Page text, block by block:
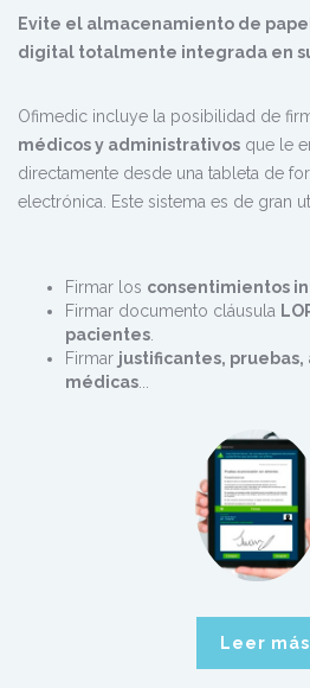
Evite el almacenamiento de
digital totalmente integrada en
Ofimedic incluye la posibilidad de
médicos y administrativos que le
directamente desde una tableta de
electrónica. Este sistema es de gran
Firmar los consentimientos
Firmar documento cláusula
pacientes
Firmar justificantes, pruebas,
médicas
Leer más